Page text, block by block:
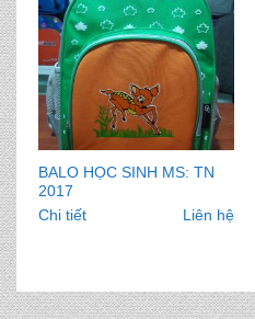
BALO HỌC SINH MS: TN
2017
Chi tiết
Liên hệ